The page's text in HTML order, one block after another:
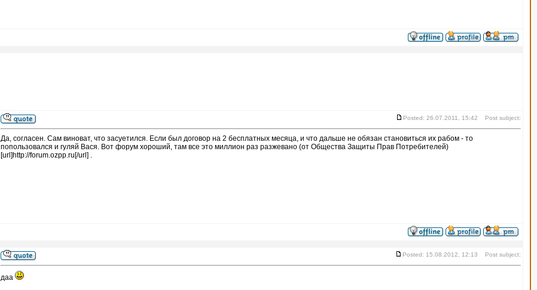
Posted: 26.07.2011, 15:42 Post subject:
Да, согласен. Сам виноват, что засуетился. Если был договор на 2 бесплатных месяца, и что дальше не обязан становиться их рабом - то
попользовался и гуляй Вася. Вот форум хороший, там все это миллион раз разжевано (от Общества Защиты Прав Потребителей)
[url]http://forum.ozpp.ru[/url] .
Posted: 15.08.2012, 12:13 Post subject:
даа